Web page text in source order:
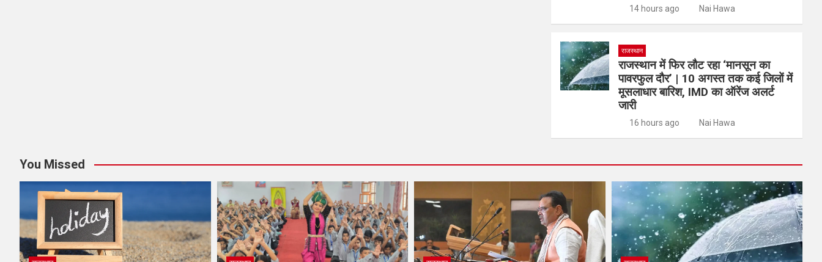
14 hours ago Nai Hawa
राजस्थान
राजस्थान में फिर लौट रहा ‘मानसून का
पावरफुल दौर’ | 10 अगस्त तक कई जिलों में
मूसलाधार बारिश, IMD का ऑरेंज अलर्ट
जारी
16 hours ago Nai Hawa
You Missed